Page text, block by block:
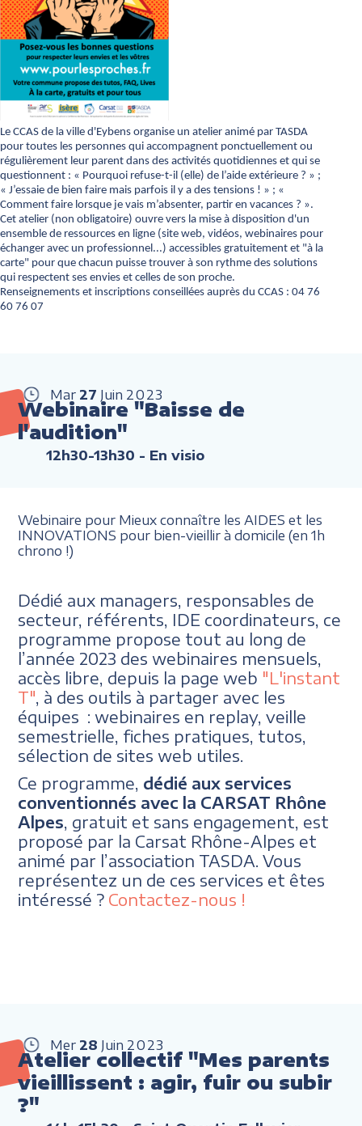
Le CCAS de la ville d'Eybens organise un atelier animé par TASDA
pour toutes les personnes qui accompagnent ponctuellement ou
régulièrement leur parent dans des activités quotidiennes et qui se
questionnent : « Pourquoi refuse-t-il (elle) de l’aide extérieure ? » ;
« J’essaie de bien faire mais parfois il y a des tensions ! » ; «
Comment faire lorsque je vais m’absenter, partir en vacances ? ».
Cet atelier (non obligatoire) ouvre vers la mise à disposition d'un
ensemble de ressources en ligne (site web, vidéos, webinaires pour
échanger avec un professionnel...) accessibles gratuitement et "à la
carte" pour que chacun puisse trouver à son rythme des solutions
qui respectent ses envies et celles de son proche.
Renseignements et inscriptions conseillées auprès du CCAS : 04 76
60 76 07
Mar 27 Juin 2023
Webinaire "Baisse de
l'audition"
12h30-13h30 - En visio
Webinaire pour Mieux connaître les AIDES et les
INNOVATIONS pour bien-vieillir à domicile (en 1h
chrono !)
Dédié aux managers, responsables de
secteur, référents, IDE coordinateurs, ce
programme propose tout au long de
l’année 2023 des webinaires mensuels,
accès libre, depuis la page web "L'instant
T" , à des outils à partager avec les
équipes : webinaires en replay, veille
semestrielle, fiches pratiques, tutos,
sélection de sites web utiles.
Ce programme, dédié aux services
conventionnés avec la CARSAT Rhône
Alpes , gratuit et sans engagement, est
proposé par la Carsat Rhône-Alpes et
animé par l’association TASDA. Vous
représentez un de ces services et êtes
intéressé ? Contactez-nous !
Mer 28 Juin 2023
Atelier collectif "Mes parents
vieillissent : agir, fuir ou subir
?"